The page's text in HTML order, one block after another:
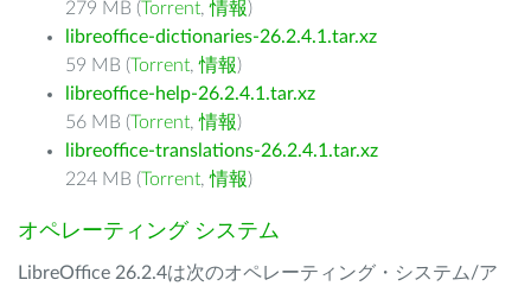
279 MB (Torrent,情報)
libreoffice-dictionaries-26.2.4.1.tar.xz
59 MB (Torrent,情報)
libreoffice-help-26.2.4.1.tar.xz
56 MB (Torrent,情報)
libreoffice-translations-26.2.4.1.tar.xz
224 MB (Torrent,情報)
オペレーティング システム
LibreOffice 26.2.4は次のオペレーティング・システム/ア